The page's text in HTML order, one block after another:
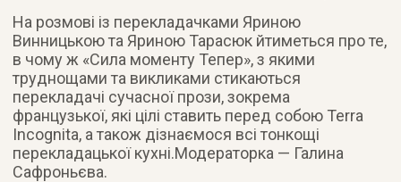
На розмові із перекладачками Яриною
Винницькою та Яриною Тарасюк йтиметься про те,
в чому ж «Сила моменту Тепер», з якими
труднощами та викликами стикаються
перекладачі сучасної прози, зокрема
французької, які цілі ставить перед собою Terra
Incognita, а також дізнаємося всі тонкощі
перекладацької кухні.Модераторка — Галина
Сафроньєва.